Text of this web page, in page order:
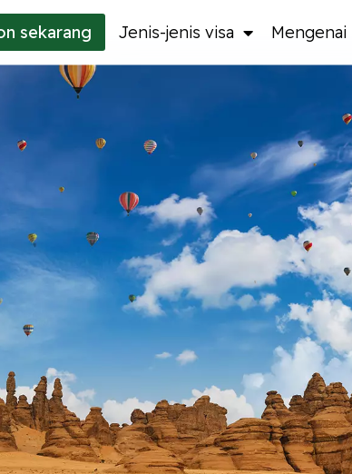
sekarang Jenis-jenis visa Mengenai